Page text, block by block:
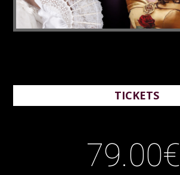
TICKETS
79.00€